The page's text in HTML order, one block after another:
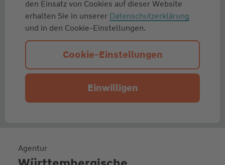
den Einsatz von Cookies auf dieser Website
erhalten Sie in unserer Datenschutzerklärung
und in den Cookie-Einstellungen.
Cookie-Einstellungen
Einwilligen
Agentur